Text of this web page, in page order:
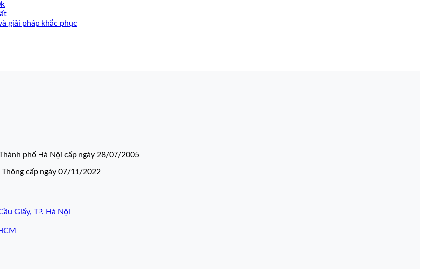
giải pháp khắc phục
phố Hà Nội cấp ngày 28/07/2005
cấp ngày 07/11/2022
Giấy, TP. Hà Nội